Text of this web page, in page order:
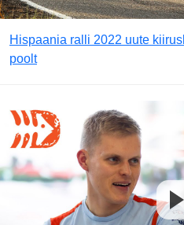
Hispaania ralli 2022 uute
poolt